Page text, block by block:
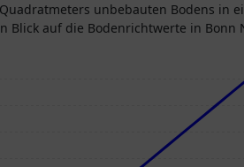
unbebauten Bodens in
Blick auf die Bodenrichtwerte in Bonn